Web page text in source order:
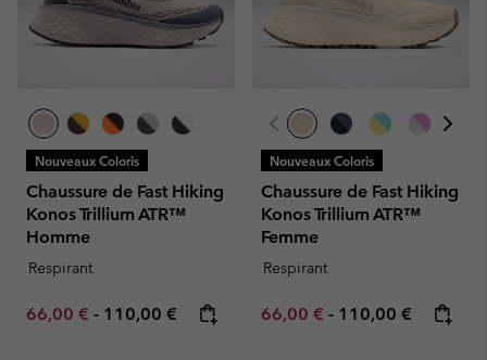
Nouveaux Coloris
Chaussure de Fast Hiking
Konos Trillium ATR™
Homme
Respirant
Minimum sale price:
66,00 € - Maximum price:
110,00 €
Nouveaux Coloris
Chaussure de Fast Hiking
Konos Trillium ATR™
Femme
Respirant
Minimum sale price:
66,00 € - Maximum price:
110,00 €